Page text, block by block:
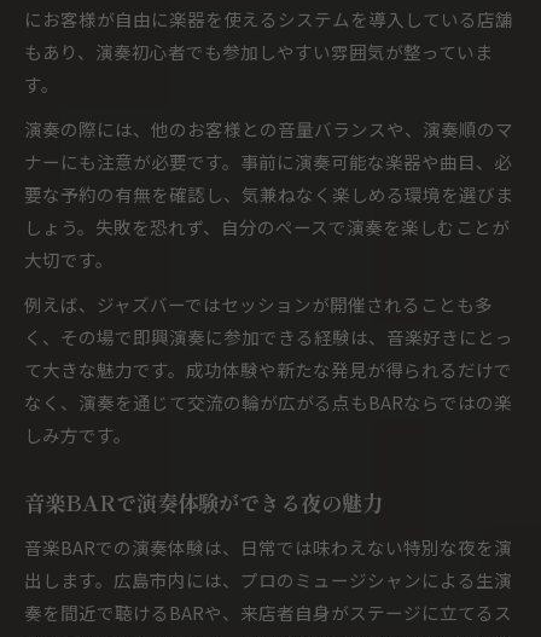
にお客様が自由に楽器を使えるシステムを導入している店舗
もあり、演奏初心者でも参加しやすい雰囲気が整っていま
す。
演奏の際には、他のお客様との音量バランスや、演奏順のマ
ナーにも注意が必要です。事前に演奏可能な楽器や曲目、必
要な予約の有無を確認し、気兼ねなく楽しめる環境を選びま
しょう。失敗を恐れず、自分のペースで演奏を楽しむことが
大切です。
例えば、ジャズバーではセッションが開催されることも多
く、その場で即興演奏に参加できる経験は、音楽好きにとっ
て大きな魅力です。成功体験や新たな発見が得られるだけで
なく、演奏を通じて交流の輪が広がる点もBARならではの楽
しみ方です。
音楽BARで演奏体験ができる夜の魅力
音楽BARでの演奏体験は、日常では味わえない特別な夜を演
出します。広島市内には、プロのミュージシャンによる生演
奏を間近で聴けるBARや、来店者自身がステージに立てるス